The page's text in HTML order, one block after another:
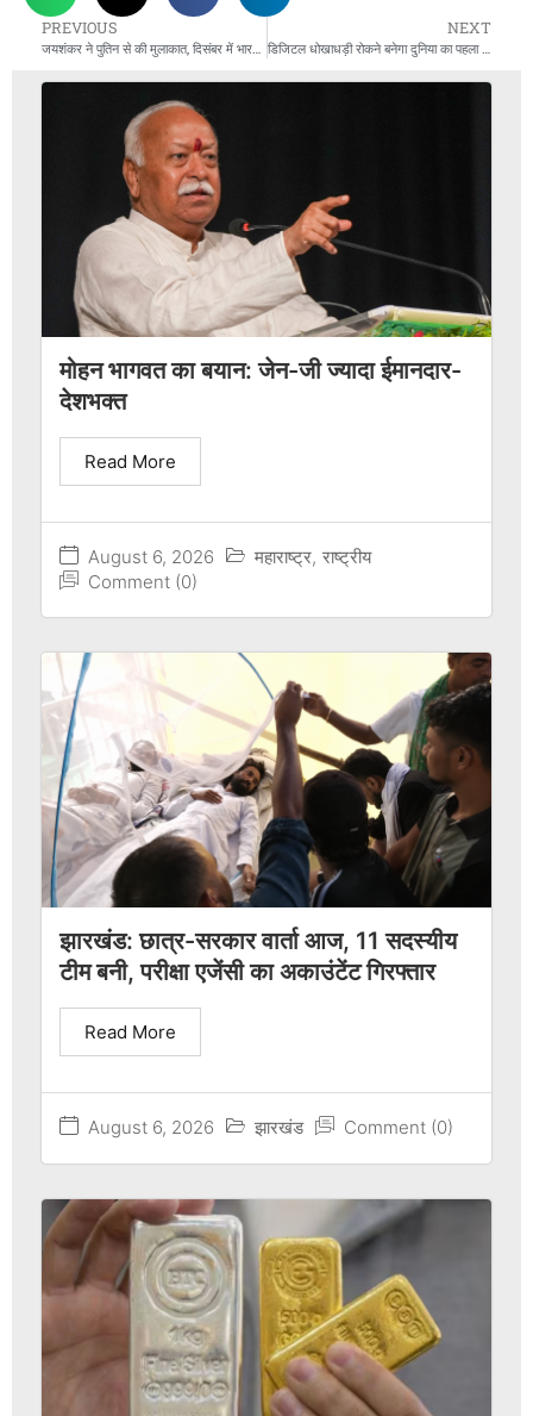
PREVIOUS
जयशंकर ने पुतिन से की मुलाकात, दिसंबर में भारत आएंगे रूसी राष्ट्रपति
NEXT
डिजिटल धोखाधड़ी रोकने बनेगा दुनिया का पहला IDPIC
मोहन भागवत का बयान: जेन-जी ज्यादा ईमानदार-
देशभक्त
August 6, 2026 महाराष्ट्र, राष्ट्रीय
Comment (0)
Read More
झारखंड: छात्र-सरकार वार्ता आज, 11 सदस्यीय
टीम बनी, परीक्षा एजेंसी का अकाउंटेंट गिरफ्तार
August 6, 2026 झारखंड Comment (0)
Read More